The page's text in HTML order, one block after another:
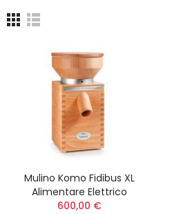
Mulino Komo Fidibus XL
Alimentare Elettrico
600,00 €